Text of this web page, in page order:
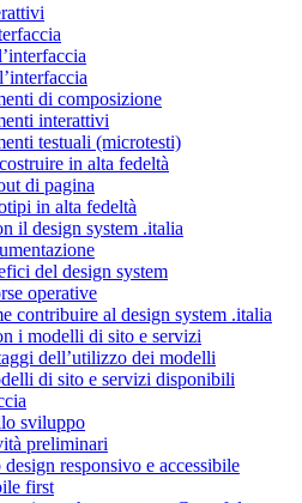
di composizione
interattivi
testuali (microtesti)
in alta fedeltà
di pagina
in alta fedeltà
il design system .italia
del design system
operative
contribuire al design system .italia
i modelli di sito e servizi
dell’utilizzo dei modelli
di sito e servizi disponibili
sviluppo
preliminari
responsivo e accessibile
first